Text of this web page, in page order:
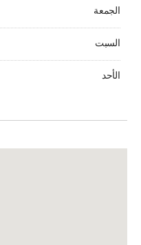
الجمعة
السبت
الأحد
الأحد مفتوح 24 ساعة